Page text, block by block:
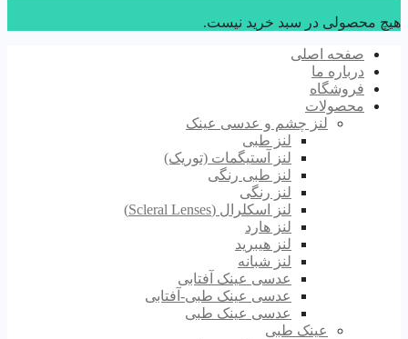
هیچ محصولی در سبد خرید نیست.
صفحه اصلی
درباره ما
فروشگاه
محصولات
لنز چشم و عدسی عینک
لنز طبی
لنز آستیگمات (توریک)
لنز طبی رنگی
لنز رنگی
لنز اسکلرال (Scleral Lenses)
لنز هارد
لنز هیبرید
لنز شبانه
عدسی عینک آفتابی
عدسی عینک طبی-آفتابی
عدسی عینک طبی
عینک طبی